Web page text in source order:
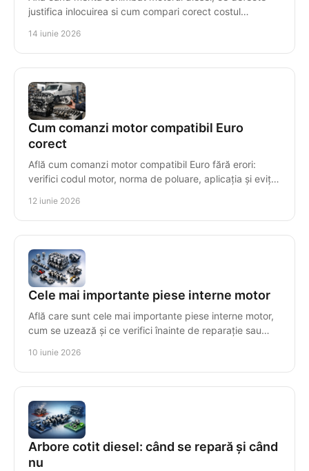
justifica inlocuirea si cum compari corect costul
14 iunie 2026
Cum comanzi motor compatibil Euro
corect
Află cum comanzi motor compatibil Euro fără erori:
verifici codul motor, norma de poluare, aplicația și eviți
12 iunie 2026
Cele mai importante piese interne motor
Află care sunt cele mai importante piese interne motor,
cum se uzează și ce verifici înainte de reparație sau
10 iunie 2026
Arbore cotit diesel: când se repară și când
nu